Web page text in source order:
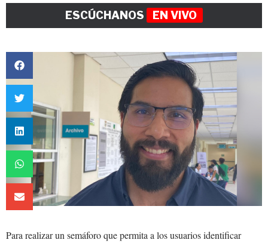
ESCÚCHANOS EN VIVO
Para realizar un semáforo que permita a los usuarios identificar